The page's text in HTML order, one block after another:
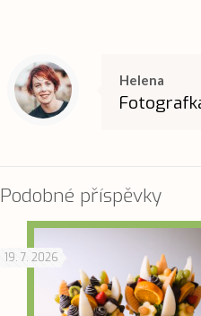
Helena
Podobné příspěvky
19. 7. 2026